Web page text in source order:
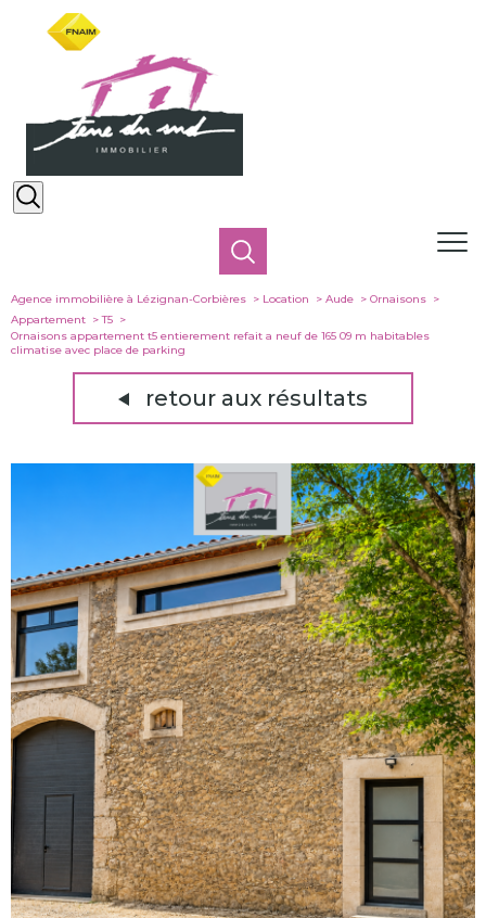
Agence immobilière à Lézignan-Corbières Location Aude
Ornaisons
Appartement
T5
Ornaisons appartement t5 entierement refait a neuf de 165 09 m habitables
climatise avec place de parking
retour aux résultats